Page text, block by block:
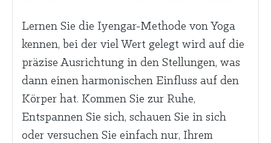
Lernen Sie die Iyengar-Methode von Yoga
kennen, bei der viel Wert gelegt wird auf die
präzise Ausrichtung in den Stellungen, was
dann einen harmonischen Einfluss auf den
Körper hat. Kommen Sie zur Ruhe,
Entspannen Sie sich, schauen Sie in sich
oder versuchen Sie einfach nur, Ihrem